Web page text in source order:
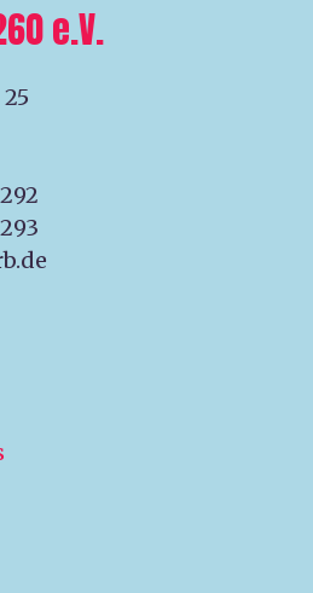
e.V.